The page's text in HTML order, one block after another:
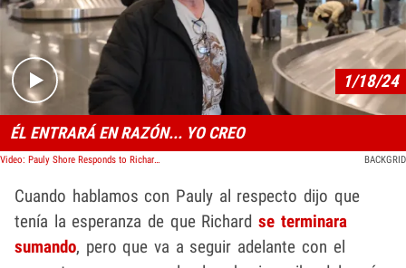
Play video content
1/18/24
ÉL ENTRARÁ EN RAZÓN... YO CREO
Video: Pauly Shore Responds to Richard Simmons Disavowing Biopic Film BACKGRID
Cuando hablamos con Pauly al respecto dijo que
tenía la esperanza de que Richardse terminara
sumando, pero que va a seguir adelante con el